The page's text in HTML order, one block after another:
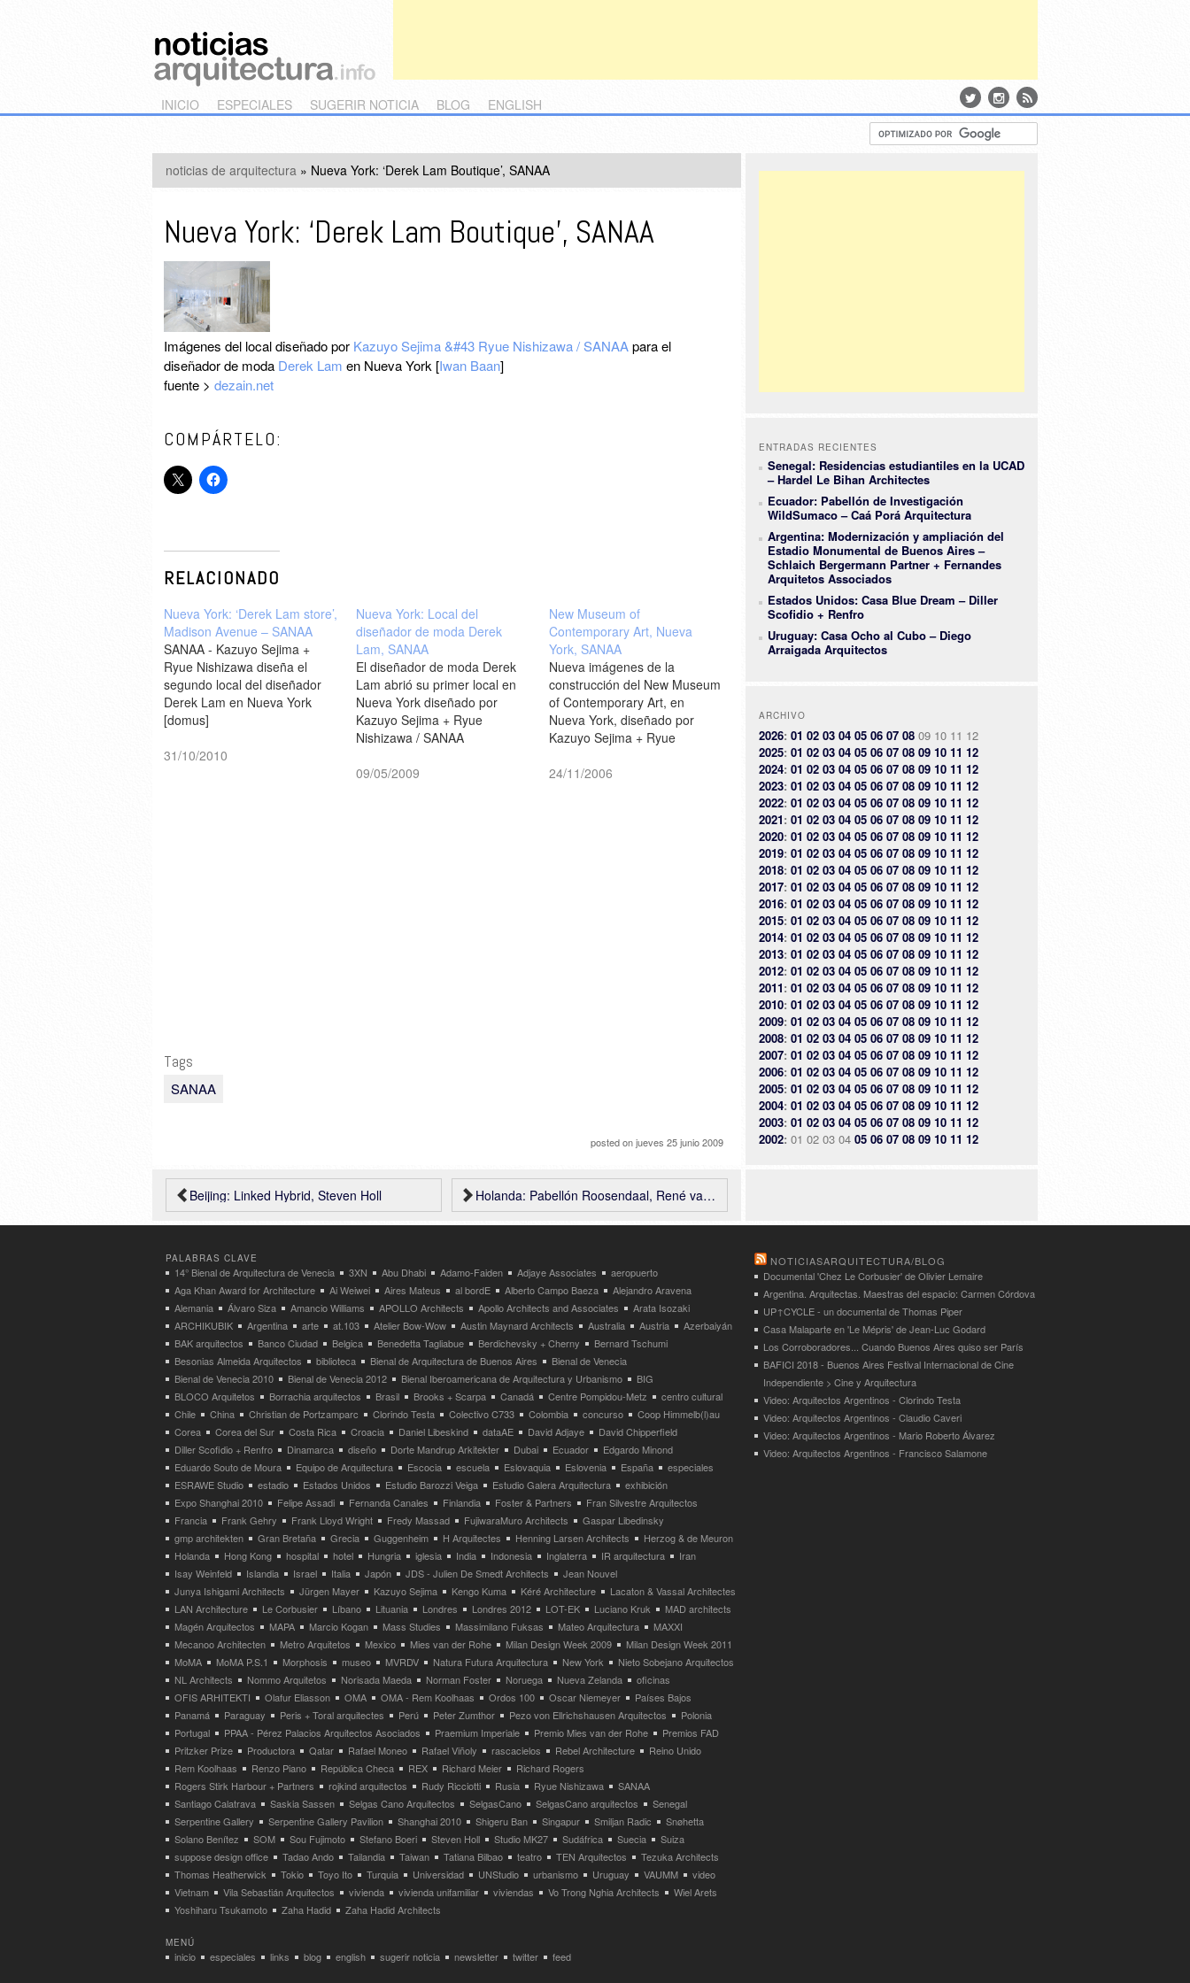
Main menu
Skip to primary content
Skip to secondary content
INICIO ESPECIALES SUGERIR NOTICIA BLOG ENGLISH
noticias de arquitectura » Nueva York: ‘Derek Lam Boutique’, SANAA
Nueva York: ‘Derek Lam Boutique’, SANAA
Imágenes del local diseñado por Kazuyo Sejima &#43 Ryue Nishizawa / SANAApara el
diseñador de moda Derek Lam en Nueva York [Iwan Baan]
fuente > dezain.net
COMPÁRTELO:
RELACIONADO
Nueva York: ‘Derek Lam store’,
Madison Avenue – SANAA
SANAA - Kazuyo Sejima +
Ryue Nishizawa diseña el
segundo local del diseñador
Derek Lam en Nueva York
[domus]
31/10/2010
Nueva York: Local del
diseñador de moda Derek
Lam, SANAA
El diseñador de moda Derek
Lam abrió su primer local en
Nueva York diseñado por
Kazuyo Sejima + Ryue
Nishizawa / SANAA
09/05/2009
New Museum of
Contemporary Art, Nueva
York, SANAA
Nueva imágenes de la
construcción del New Museum
of Contemporary Art, en
Nueva York, diseñado por
Kazuyo Sejima + Ryue
24/11/2006
Tags
SANAA
posted onjueves 25 junio 2009
Holanda: Pabellón Roosendaal, René van Zuuk Architekten
Beijing: Linked Hybrid, Steven Holl
ENTRADAS RECIENTES
Senegal: Residencias estudiantiles en la UCAD
– Hardel Le Bihan Architectes
Ecuador: Pabellón de Investigación
WildSumaco – Caá Porá Arquitectura
Argentina: Modernización y ampliación del
Estadio Monumental de Buenos Aires –
Schlaich Bergermann Partner + Fernandes
Arquitetos Associados
Estados Unidos: Casa Blue Dream – Diller
Scofidio + Renfro
Uruguay: Casa Ocho al Cubo – Diego
Arraigada Arquitectos
ARCHIVO
2026: 01 02 03 04 05 06 07 08 09 10 11 12
2025: 01 02 03 04 05 06 07 08 09 10 11 12
2024: 01 02 03 04 05 06 07 08 09 10 11 12
2023: 01 02 03 04 05 06 07 08 09 10 11 12
2022: 01 02 03 04 05 06 07 08 09 10 11 12
2021: 01 02 03 04 05 06 07 08 09 10 11 12
2020: 01 02 03 04 05 06 07 08 09 10 11 12
2019: 01 02 03 04 05 06 07 08 09 10 11 12
2018: 01 02 03 04 05 06 07 08 09 10 11 12
2017: 01 02 03 04 05 06 07 08 09 10 11 12
2016: 01 02 03 04 05 06 07 08 09 10 11 12
2015: 01 02 03 04 05 06 07 08 09 10 11 12
2014: 01 02 03 04 05 06 07 08 09 10 11 12
2013: 01 02 03 04 05 06 07 08 09 10 11 12
2012: 01 02 03 04 05 06 07 08 09 10 11 12
2011: 01 02 03 04 05 06 07 08 09 10 11 12
2010: 01 02 03 04 05 06 07 08 09 10 11 12
2009: 01 02 03 04 05 06 07 08 09 10 11 12
2008: 01 02 03 04 05 06 07 08 09 10 11 12
2007: 01 02 03 04 05 06 07 08 09 10 11 12
2006: 01 02 03 04 05 06 07 08 09 10 11 12
2005: 01 02 03 04 05 06 07 08 09 10 11 12
2004: 01 02 03 04 05 06 07 08 09 10 11 12
2003: 01 02 03 04 05 06 07 08 09 10 11 12
2002: 01 02 03 04 05 06 07 08 09 10 11 12
PALABRAS CLAVE
14° Bienal de Arquitectura de Venecia 3XN Abu Dhabi Adamo-Faiden Adjaye Associates
aeropuerto
Aga Khan Award for Architecture
Ai Weiwei Aires Mateus al bordE Alberto Campo Baeza
Alejandro Aravena
Alemania
Álvaro Siza Amancio Williams APOLLO Architects Apollo Architects and Associates
Arata Isozaki
ARCHIKUBIK
Argentina arte at.103 Atelier Bow-Wow Austin Maynard Architects Australia Austria
Azerbaiyán
BAK arquitectos
Banco Ciudad Belgica Benedetta Tagliabue Berdichevsky + Cherny
Bernard Tschumi
Besonias Almeida Arquitectos
biblioteca Bienal de Arquitectura de Buenos Aires
Bienal de Venecia
Bienal de Venecia 2010
Bienal de Venecia 2012 Bienal Iberoamericana de Arquitectura y Urbanismo
BIG
BLOCO Arquitetos
Borrachia arquitectos Brasil Brooks + Scarpa Canadá Centre Pompidou-Metz
centro cultural
Chile
China Christian de Portzamparc Clorindo Testa Colectivo C733 Colombia concurso
Coop Himmelb(l)au
Corea
Corea del Sur Costa Rica Croacia Daniel Libeskind dataAE David Adjaye
David Chipperfield
Diller Scofidio + Renfro
Dinamarca diseño Dorte Mandrup Arkitekter Dubai Ecuador
Edgardo Minond
Eduardo Souto de Moura
Equipo de Arquitectura Escocia escuela Eslovaquia Eslovenia España
especiales
ESRAWE Studio
estadio Estados Unidos Estudio Barozzi Veiga Estudio Galera Arquitectura
exhibición
Expo Shanghai 2010
Felipe Assadi Fernanda Canales Finlandia Foster & Partners
Fran Silvestre Arquitectos
Francia
Frank Gehry Frank Lloyd Wright Fredy Massad FujiwaraMuro Architects
Gaspar Libedinsky
gmp architekten
Gran Bretaña Grecia Guggenheim H Arquitectes Henning Larsen Architects
Herzog & de Meuron
Holanda
Hong Kong hospital hotel Hungria iglesia India Indonesia Inglaterra IR arquitectura
Iran
Isay Weinfeld
Islandia Israel Italia Japón JDS - Julien De Smedt Architects
Jean Nouvel
Junya Ishigami Architects
Jürgen Mayer Kazuyo Sejima Kengo Kuma Kéré Architecture
Lacaton & Vassal Architectes
LAN Architecture
Le Corbusier Líbano Lituania Londres Londres 2012 LOT-EK Luciano Kruk
MAD architects
Magén Arquitectos
MAPA Marcio Kogan Mass Studies Massimilano Fuksas Mateo Arquitectura
MAXXI
Mecanoo Architecten
Metro Arquitetos Mexico Mies van der Rohe Milan Design Week 2009
Milan Design Week 2011
MoMA
MoMA P.S.1 Morphosis museo MVRDV Natura Futura Arquitectura New York
Nieto Sobejano Arquitectos
NL Architects
Nommo Arquitetos Norisada Maeda Norman Foster Noruega Nueva Zelanda
oficinas
OFIS ARHITEKTI
Olafur Eliasson OMA OMA - Rem Koolhaas Ordos 100 Oscar Niemeyer
Países Bajos
Panamá
Paraguay Peris + Toral arquitectes Perú Peter Zumthor Pezo von Ellrichshausen Arquitectos
Polonia
Portugal
PPAA - Pérez Palacios Arquitectos Asociados Praemium Imperiale Premio Mies van der Rohe
Premios FAD
Pritzker Prize
Productora Qatar Rafael Moneo Rafael Viñoly rascacielos Rebel Architecture
Reino Unido
Rem Koolhaas
Renzo Piano República Checa REX Richard Meier
Richard Rogers
Rogers Stirk Harbour + Partners
rojkind arquitectos Rudy Ricciotti Rusia Ryue Nishizawa
SANAA
Santiago Calatrava
Saskia Sassen Selgas Cano Arquitectos SelgasCano SelgasCano arquitectos
Senegal
Serpentine Gallery
Serpentine Gallery Pavilion Shanghai 2010 Shigeru Ban Singapur Smiljan Radic
Snøhetta
Solano Benítez
SOM Sou Fujimoto Stefano Boeri Steven Holl Studio MK27 Sudáfrica Suecia
Suiza
suppose design office
Tadao Ando Tailandia Taiwan Tatiana Bilbao teatro TEN Arquitectos
Tezuka Architects
Thomas Heatherwick
Tokio Toyo Ito Turquia Universidad UNStudio urbanismo Uruguay VAUMM
video
Vietnam
Vila Sebastián Arquitectos vivienda vivienda unifamiliar viviendas Vo Trong Nghia Architects
Wiel Arets
Yoshiharu Tsukamoto
Zaha Hadid Zaha Hadid Architects
MENÚ
inicio especiales links blog english sugerir noticia newsletter twitter feed
NOTICIASARQUITECTURA/BLOG
Documental 'Chez Le Corbusier' de Olivier Lemaire
Argentina. Arquitectas. Maestras del espacio: Carmen Córdova
UP↑CYCLE - un documental de Thomas Piper
Casa Malaparte en 'Le Mépris' de Jean-Luc Godard
Los Corroboradores... Cuando Buenos Aires quiso ser París
BAFICI 2018 - Buenos Aires Festival Internacional de Cine
Independiente > Cine y Arquitectura
Video: Arquitectos Argentinos - Clorindo Testa
Video: Arquitectos Argentinos - Claudio Caveri
Video: Arquitectos Argentinos - Mario Roberto Álvarez
Video: Arquitectos Argentinos - Francisco Salamone